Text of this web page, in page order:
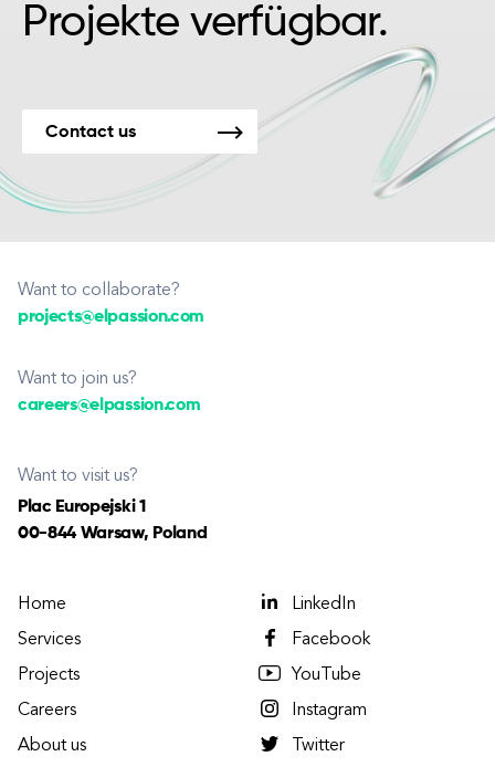
Projekte verfügbar.
Contact us
Want to collaborate?
projects@elpassion.com
Want to join us?
careers@elpassion.com
Want to visit us?
Plac Europejski 1
00-844 Warsaw, Poland
Home
Services
Projects
Careers
About us
LinkedIn
Facebook
YouTube
Instagram
Twitter